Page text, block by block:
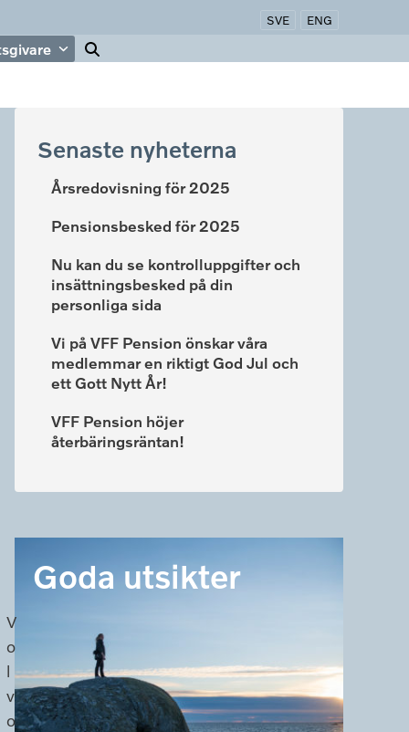
SVE ENG
Senaste nyheterna
Årsredovisning för 2025
Pensionsbesked för 2025
Nu kan du se kontrolluppgifter och
insättningsbesked på din
personliga sida
Vi på VFF Pension önskar våra
medlemmar en riktigt God Jul och
ett Gott Nytt År!
VFF Pension höjer
återbäringsräntan!
Goda utsikter
V
o
l
v
o